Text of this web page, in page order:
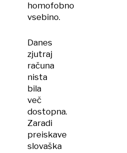
homofobno
vsebino.
Danes
zjutraj
računa
nista
bila
več
dostopna.
Zaradi
preiskave
slovaška